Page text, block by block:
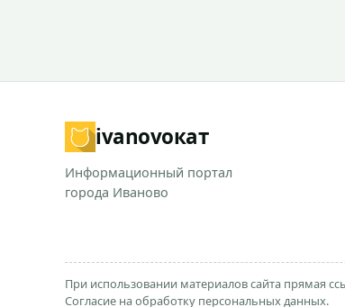
ivanovoкат
Информационный портал
города Иваново
При использовании материалов сайта прямая
Согласие на обработку персональных данных.